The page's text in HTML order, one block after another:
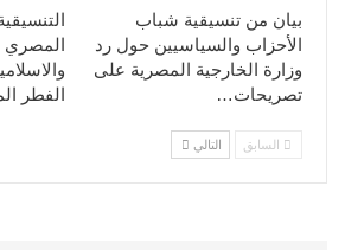
المصري
الفطر
بيان من تنسيقية شباب
الأحزاب والسياسيين حول رد
وزارة الخارجية المصرية على
تصريحات…
السابق التالي